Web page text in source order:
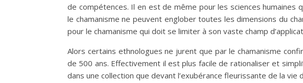
de compétences. Il en est de même pour les sciences humaines
le chamanisme ne peuvent englober toutes les dimensions du
pour le chamanisme qui doit se limiter à son vaste champ
Alors certains ethnologues ne jurent que par le chamanisme
de 500 ans. Effectivement il est plus facile de rationaliser et
dans une collection que devant l’exubérance fleurissante de la vie